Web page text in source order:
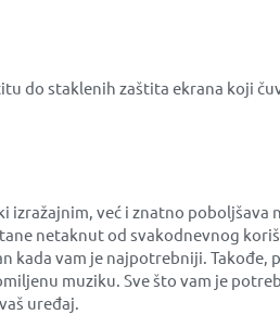
do staklenih zaštita ekrana koji
izražajnim, već i znatno
netaknut od svakodnevnog
kada vam je najpotrebniji. Takođe,
muziku. Sve što vam je
uređaj.